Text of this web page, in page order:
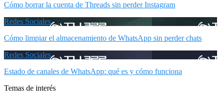
Cómo borrar la cuenta de Threads sin perder Instagram
Redes Sociales
Cómo limpiar el almacenamiento de WhatsApp sin perder chats
Redes Sociales
Estado de canales de WhatsApp: qué es y cómo funciona
Temas de interés